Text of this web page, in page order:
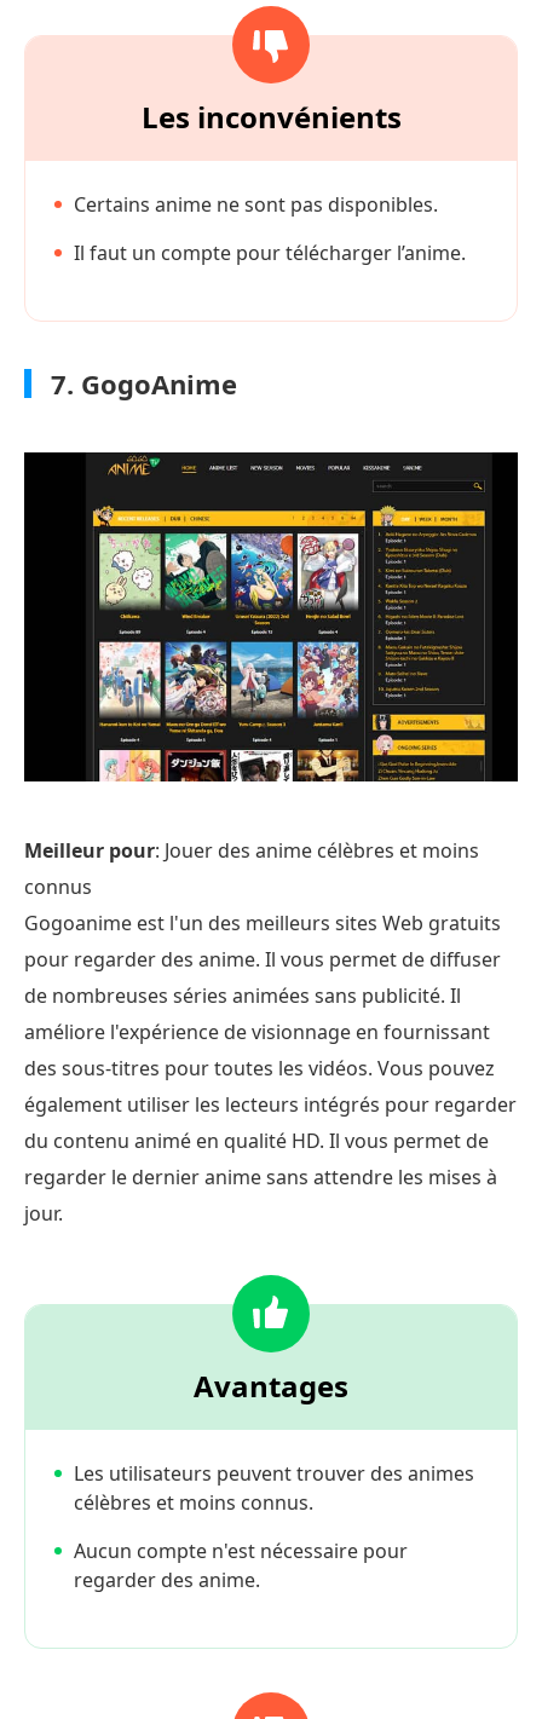
Les inconvénients
Certains anime ne sont pas disponibles.
Il faut un compte pour télécharger l’anime.
7. GogoAnime
Meilleur pour: Jouer des anime célèbres et moins
connus
Gogoanime est l'un des meilleurs sites Web gratuits
pour regarder des anime. Il vous permet de diffuser
de nombreuses séries animées sans publicité. Il
améliore l'expérience de visionnage en fournissant
des sous-titres pour toutes les vidéos. Vous pouvez
également utiliser les lecteurs intégrés pour regarder
du contenu animé en qualité HD. Il vous permet de
regarder le dernier anime sans attendre les mises à
jour.
Avantages
Les utilisateurs peuvent trouver des animes
célèbres et moins connus.
Aucun compte n'est nécessaire pour
regarder des anime.